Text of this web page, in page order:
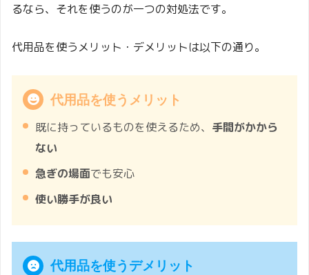
るなら、それを使うのが一つの対処法です。
代用品を使うメリット・デメリットは以下の通り。
代用品を使うメリット
既に持っているものを使えるため、 手間がかから
ない
急ぎの場面でも安心
使い勝手が良い
代用品を使うデメリット